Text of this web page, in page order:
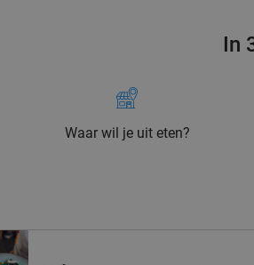
In
Waar wil je uit eten?